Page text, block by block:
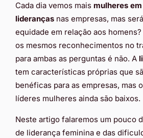
Cada dia vemos mais mulheres
lideranças nas empresas, mas
equidade em relação aos
os mesmos reconhecimentos no
para ambas as perguntas é não. A
tem características próprias que
benéficas para as empresas, mas
líderes mulheres ainda são baixos.
Neste artigo falaremos um pouco
de liderança feminina e das